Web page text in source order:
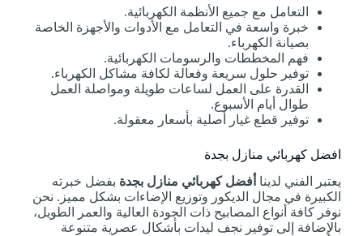
التعامل مع جميع الأنظمة الكهربائية.
خبرة واسعة في التعامل مع الأدوات والأجهزة الخاصة
بصيانة الكهرباء.
فهم المخططات والرسومات الكهربائية.
توفير حلول سريعة وفعالة لكافة مشاكل الكهرباء.
القدرة على العمل لساعات طويلة ومواصلة العمل
طوال أيام الأسبوع.
توفير قطع غيار أصلية بأسعار معقولة.
افضل كهربائي منازل بجدة
يعتبر الفني لدينا أفضل كهربائي منازل بجدة بفضل خبرته
الكبيرة في مجال الديكور وتوزيع الإضاءات بشكل مميز. نحن
نوفر كافة أنواع المصابيح ذات الجودة العالية والعمر الطويل،
بالإضافة إلى توفير نجف ليدات بأشكال عصرية متنوعة